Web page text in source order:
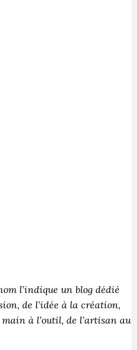
l’indique un blog dédié
de l’idée à la création,
à l’outil, de l’artisan au